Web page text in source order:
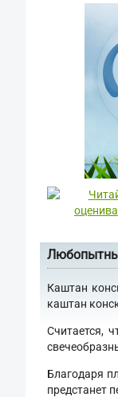
Каштан
каштан
Считается,
Благодаря
предстанет